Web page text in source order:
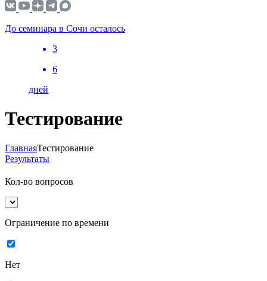
До семинара в Сочи осталось
3
6
дней
Тестирование
ГлавнаяТестирование
Результаты
Кол-во вопросов
Ограничение по времени
Нет